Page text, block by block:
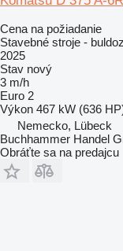
Cena na požiadanie
Stavebné stroje -
2025
Stav nový
3 m/h
Euro 2
Výkon 467 kW (636
Nemecko, Lübeck
Buchhammer Handel
Obráťte sa na predajcu